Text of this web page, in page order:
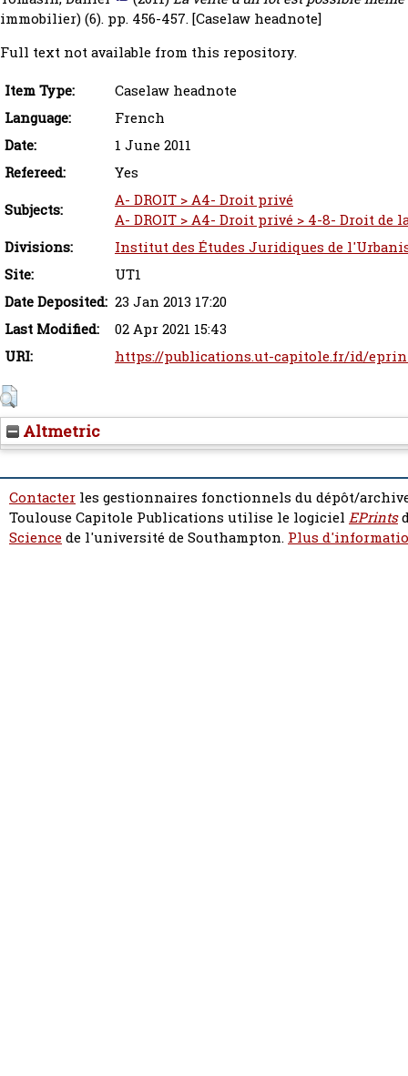
immobilier) (6). pp. 456-457.[Caselaw headnote]
Full text not available from this repository.
Item Type:
Caselaw headnote
Language:
French
Date:
1 June 2011
Refereed:
Yes
Subjects:
A- DROIT > A4- Droit privé
A- DROIT > A4- Droit privé > 4-8- Droit
Divisions:
Institut des Études Juridiques de
Site:
UT1
Date Deposited: 23 Jan 2013 17:20
Last Modified:
02 Apr 2021 15:43
URI:
https://publications.ut-capitole.fr/id/
Altmetric
Contacter les gestionnaires fonctionnels du dépôt/
Toulouse Capitole Publications utilise le logiciel EPrints
Sciencede l'université de Southampton. Plus